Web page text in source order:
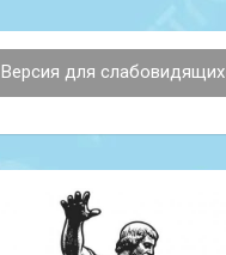
Версия для слабовидящих